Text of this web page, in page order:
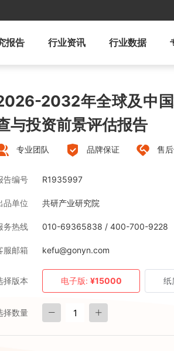
报告 行业资讯 行业数据
2032年全球及中
与投资前景评估报告
专业团队 品牌保证 售
告编号 R1935997
品单位 共研产业研究院
务热线 010-69365838 / 400-700-9228
服邮箱 kefu@gonyn.com
择版本 电子版: ¥15000 纸
择数量